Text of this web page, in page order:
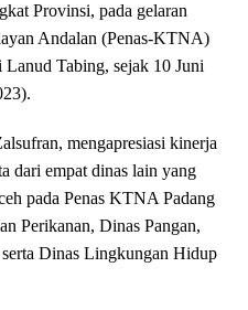
Provinsi, pada gelaran
Andalan (Penas-KTNA)
Tabing, sejak 10 Juni
mengapresiasi kinerja
dari empat dinas lain yang
pada Penas KTNA Padang
Perikanan, Dinas Pangan,
Dinas Lingkungan Hidup